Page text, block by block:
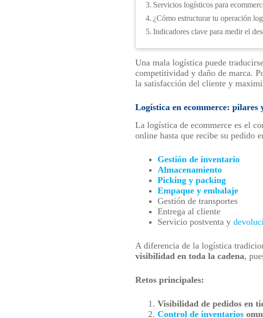
Servicios logísticos para
¿Cómo estructurar tu operación
Indicadores clave para medir el
Una mala logística puede
competitividad y daño de marca.
la satisfacción del cliente y
Logística en ecommerce: pilares
La logística de ecommerce es el
online hasta que recibe su pedido
Gestión de inventario
Almacenamiento
Picking y packing
Empaque y embalaje
Gestión de transportes
Entrega al cliente
Servicio postventa y
A diferencia de la logística
visibilidad en toda la cadena,
Retos principales:
Visibilidad de pedidos en
Control de inventarios